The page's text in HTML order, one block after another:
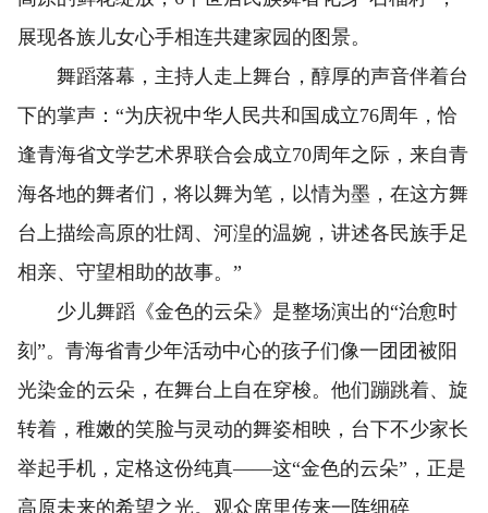
展现各族儿女心手相连共建家园的图景。
舞蹈落幕，主持人走上舞台，醇厚的声音伴着台
下的掌声：“为庆祝中华人民共和国成立76周年，恰
逢青海省文学艺术界联合会成立70周年之际，来自青
海各地的舞者们，将以舞为笔，以情为墨，在这方舞
台上描绘高原的壮阔、河湟的温婉，讲述各民族手足
相亲、守望相助的故事。”
少儿舞蹈《金色的云朵》是整场演出的“治愈时
刻”。青海省青少年活动中心的孩子们像一团团被阳
光染金的云朵，在舞台上自在穿梭。他们蹦跳着、旋
转着，稚嫩的笑脸与灵动的舞姿相映，台下不少家长
举起手机，定格这份纯真——这“金色的云朵”，正是
高原未来的希望之光。观众席里传来一阵细碎